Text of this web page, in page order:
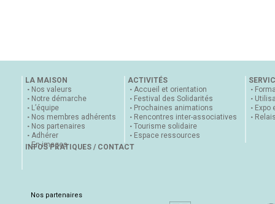
LA MAISON
Nos valeurs
Notre démarche
L’équipe
Nos membres adhérents
Nos partenaires
Adhérer
En images
ACTIVITÉS
Accueil et orientation
Festival des Solidarités
Prochaines animations
Rencontres inter-associatives
Tourisme solidaire
Espace ressources
Expo
INFOS PRATIQUES / CONTACT
Nos partenaires